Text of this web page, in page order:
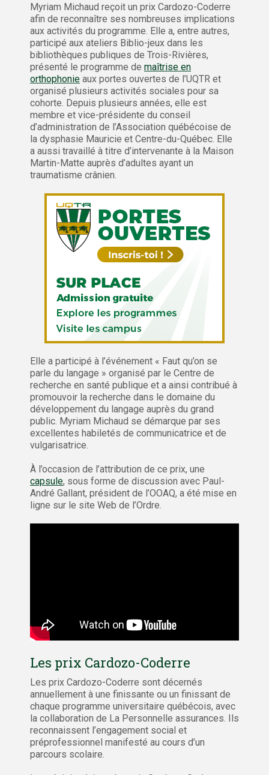
Myriam Michaud reçoit un prix Cardozo-Coderre
afin de reconnaître ses nombreuses implications
aux activités du programme. Elle a, entre autres,
participé aux ateliers Biblio-jeux dans les
bibliothèques publiques de Trois-Rivières,
présenté le programme de maîtrise en
orthophonie aux portes ouvertes de l’UQTR et
organisé plusieurs activités sociales pour sa
cohorte. Depuis plusieurs années, elle est
membre et vice-présidente du conseil
d’administration de l’Association québécoise de
la dysphasie Mauricie et Centre-du-Québec. Elle
a aussi travaillé à titre d’intervenante à la Maison
Martin-Matte auprès d’adultes ayant un
traumatisme crânien.
Elle a participé à l’événement « Faut qu’on se
parle du langage » organisé par le Centre de
recherche en santé publique et a ainsi contribué à
promouvoir la recherche dans le domaine du
développement du langage auprès du grand
public. Myriam Michaud se démarque par ses
excellentes habiletés de communicatrice et de
vulgarisatrice.
À l’occasion de l’attribution de ce prix, une
capsule, sous forme de discussion avec Paul-
André Gallant, président de l’OOAQ, a été mise en
ligne sur le site Web de l’Ordre.
Les prix Cardozo-Coderre
Les prix Cardozo-Coderre sont décernés
annuellement à une finissante ou un finissant de
chaque programme universitaire québécois, avec
la collaboration de La Personnelle assurances. Ils
reconnaissent l’engagement social et
préprofessionnel manifesté au cours d’un
parcours scolaire.